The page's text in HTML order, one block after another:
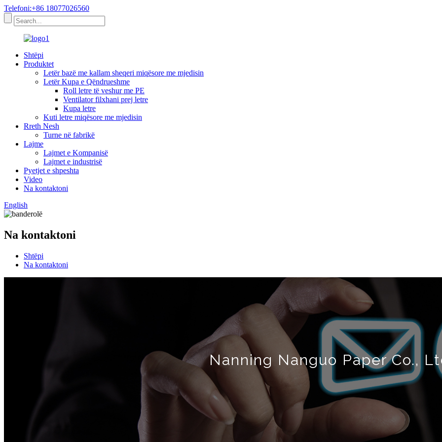
Telefoni:+86 18077026560
Shtëpi
Produktet
Letër bazë me kallam sheqeri miqësore me mjedisin
Letër Kupa e Qëndrueshme
Roll letre të veshur me PE
Ventilator filxhani prej letre
Kupa letre
Kuti letre miqësore me mjedisin
Rreth Nesh
Turne në fabrikë
Lajme
Lajmet e Kompanisë
Lajmet e industrisë
Pyetjet e shpeshta
Video
Na kontaktoni
English
Na kontaktoni
Shtëpi
Na kontaktoni
Nanning Nanguo Paper Co.,